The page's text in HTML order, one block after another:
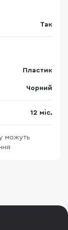
Так
Пластик
Чорний
12 міс.
можуть